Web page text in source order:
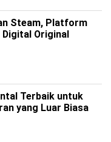
Steam, Platform
Original
Terbaik untuk
yang Luar Biasa